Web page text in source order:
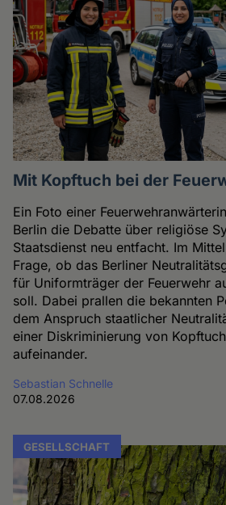
Mit Kopftuch bei der
Ein Foto einer
Berlin die Debatte über religiöse
Staatsdienst neu entfacht. Im
Frage, ob das Berliner
für Uniformträger der Feuerwehr
soll. Dabei prallen die bekannten
dem Anspruch staatlicher
einer Diskriminierung von
aufeinander.
Sebastian Schnelle
07.08.2026
GESELLSCHAFT